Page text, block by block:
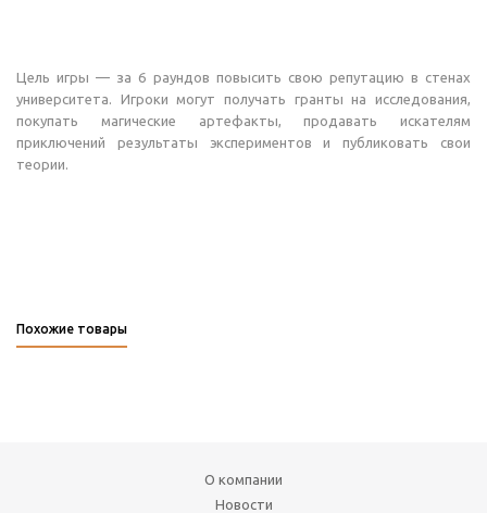
Цель игры — за 6 раундов повысить свою репутацию в стенах
университета. Игроки могут получать гранты на исследования,
покупать магические артефакты, продавать искателям
приключений результаты экспериментов и публиковать свои
теории.
Похожие товары
О компании
Новости